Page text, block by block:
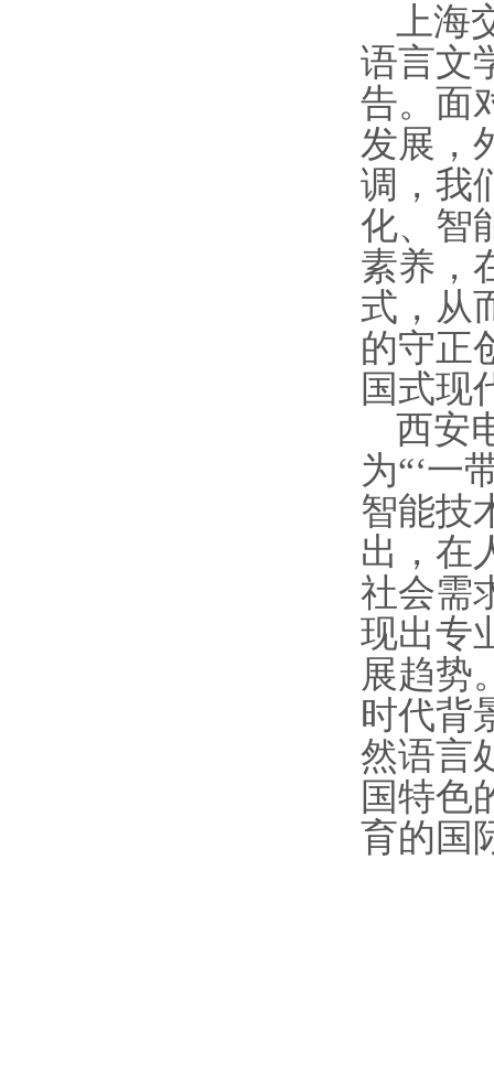
上
语言文
告。 面
发展 ，
调，我
化、智
素养，
式，从
的守正
国式现
西安
为“‘一
智能技
出， 在
社会需
现出专
展趋势
时代背
然语言
国特色
育的国